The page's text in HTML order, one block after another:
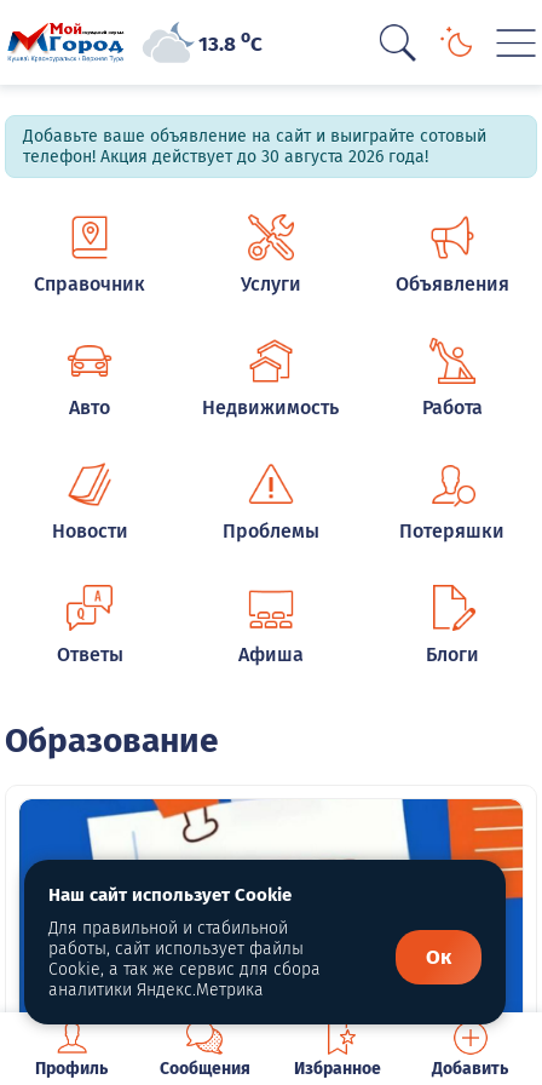
13.8oC
Добавьте ваше объявление на сайт и выиграйте сотовый
телефон! Акция действует до 30 августа 2026 года!
Справочник Услуги Объявления
Авто Недвижимость Работа
Новости Проблемы Потеряшки
Ответы Афиша Блоги
Образование
Профиль Сообщения Избранное Добавить
Наш сайт использует Cookie
Для правильной и стабильной
работы, сайт использует файлы
Cookie, а так же сервис для сбора
аналитики Яндекс.Метрика
Ок